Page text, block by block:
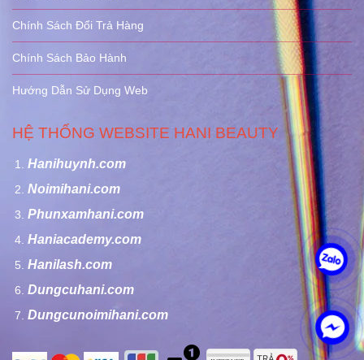
Chính Sách Đổi Trả Hàng
Chính Sách Bảo Hành
Hướng Dẫn Sử Dụng Web
HỆ THỐNG WEBSITE HANI BEAUTY
Hanihuynh.com
Noimihani.com
Phunxamhani.com
Haniacademy.com
Hanilash.com
Dungcuhani.com
Dungcunoimihani.com